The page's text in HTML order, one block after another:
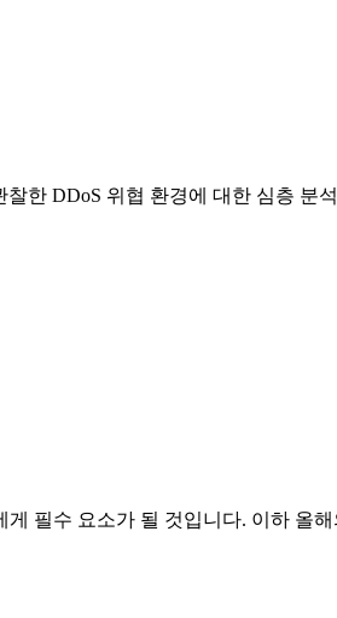
한 DDoS 위협 환경에 대한 심층 분
필수 요소가 될 것입니다. 이하 올